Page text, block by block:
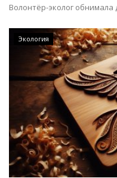
Курултай
Язык
Қазақша Русский
Волонтёр-эколог обнимала
Экология